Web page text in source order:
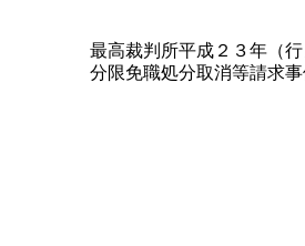
最高裁判所平成２３年（
分限免職処分取消等請求